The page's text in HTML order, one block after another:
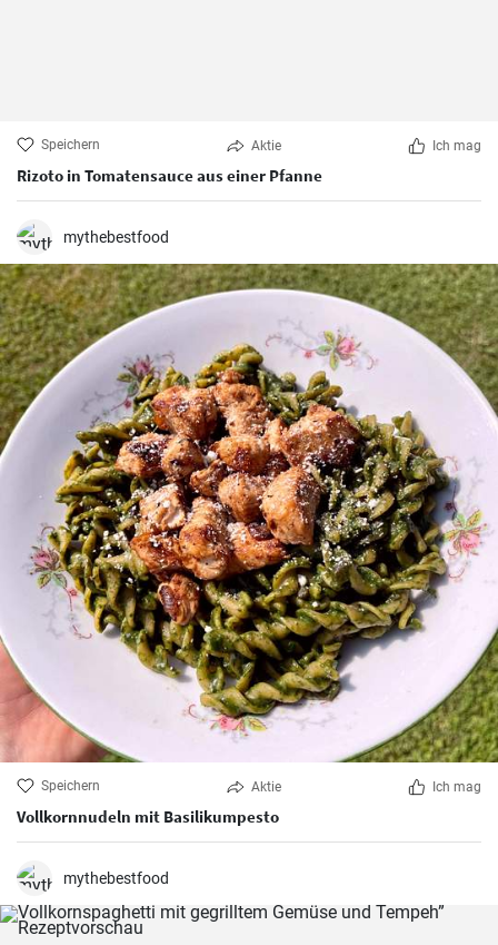
Speichern Aktie Ich mag
Rizoto in Tomatensauce aus einer Pfanne
mythebestfood
Speichern Aktie Ich mag
Vollkornnudeln mit Basilikumpesto
mythebestfood